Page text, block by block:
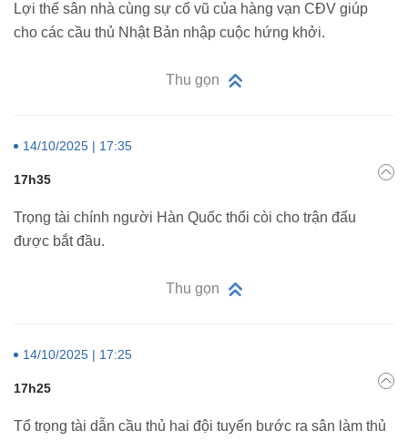
Lợi thế sân nhà cùng sự cổ vũ của hàng vạn CĐV giúp
cho các cầu thủ Nhật Bản nhập cuộc hứng khởi.
Thu gọn
14/10/2025 | 17:35
17h35
Trọng tài chính người Hàn Quốc thổi còi cho trận đấu
được bắt đầu.
Thu gọn
14/10/2025 | 17:25
17h25
Tổ trọng tài dẫn cầu thủ hai đội tuyển bước ra sân làm thủ